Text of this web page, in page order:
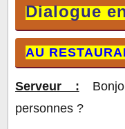
Dialogue
AU
Serveur :
personnes ?